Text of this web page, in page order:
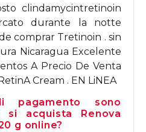
clindamycintretinoin
durante la notte
comprar Tretinoin . sin
Nicaragua Excelente
A Precio De Venta
Cream . EN LiNEA
pagamento sono
si acquista Renova
g online?